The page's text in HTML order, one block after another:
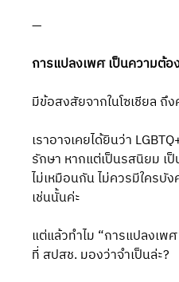
—
การแปลงเพศ เป็นความต้
มีข้อสงสัยจากในโซเชียล ถึ
เราอาจเคยได้ยินว่า
รักษา หากแต่เป็นรสนิยม เ
ไม่เหมือนกัน ไม่ควรมีใครบั
เช่นนั้นค่ะ
แต่แล้วทำไม “การแปลงเพ
ที่ สปสช. มองว่าจำเป็นล่ะ?